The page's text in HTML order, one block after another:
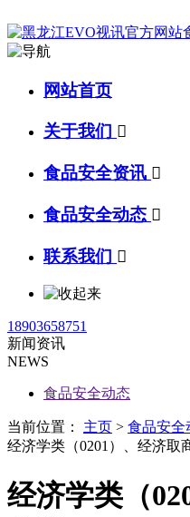
网站首页
关于我们 
食品安全资讯 
食品安全动态 
联系我们 
18903658751
新闻资讯
NEWS
食品安全动态
当前位置： 主页 > 食品安全
经济学类（0201）、经济取
经济学类（